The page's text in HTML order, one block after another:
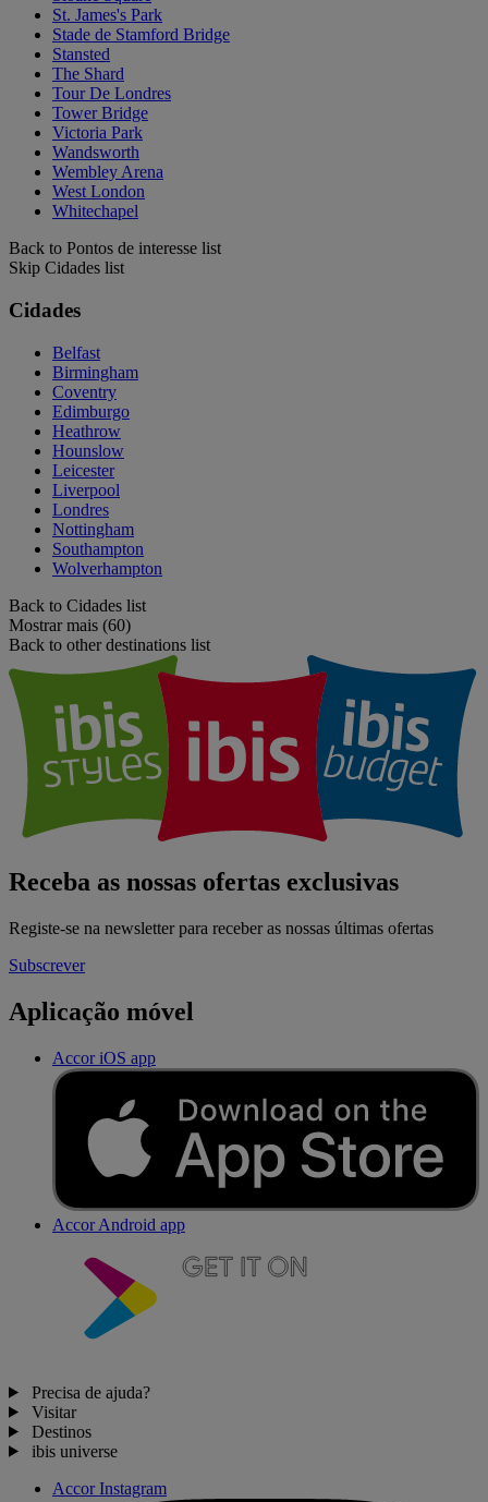
St. James's Park
Stade de Stamford Bridge
Stansted
The Shard
Tour De Londres
Tower Bridge
Victoria Park
Wandsworth
Wembley Arena
West London
Whitechapel
Back to Pontos de interesse list
Skip Cidades list
Cidades
Belfast
Birmingham
Coventry
Edimburgo
Heathrow
Hounslow
Leicester
Liverpool
Londres
Nottingham
Southampton
Wolverhampton
Back to Cidades list
Mostrar mais (60)
Back to other destinations list
Receba as nossas ofertas exclusivas
Registe-se na newsletter para receber as nossas últimas ofertas
Subscrever
Aplicação móvel
Accor iOS app
Accor Android app
Precisa de ajuda?
Visitar
Destinos
ibis universe
Accor Instagram